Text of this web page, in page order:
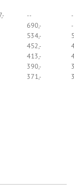
--
690,-
534,-
452,-
413,-
390,-
371,-